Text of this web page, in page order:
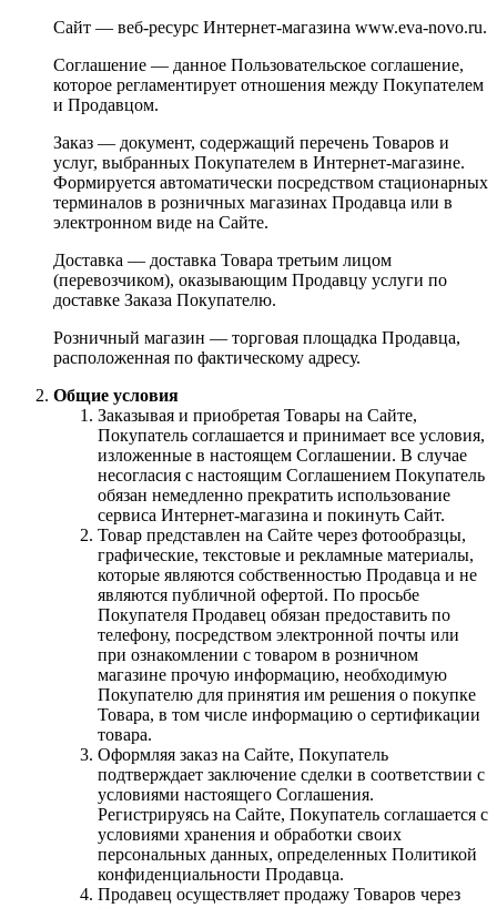
Сайт — веб-ресурс Интернет-магазина www.eva-novo.ru.
Соглашение — данное Пользовательское соглашение,
которое регламентирует отношения между Покупателем
и Продавцом.
Заказ — документ, содержащий перечень Товаров и
услуг, выбранных Покупателем в Интернет-магазине.
Формируется автоматически посредством стационарных
терминалов в розничных магазинах Продавца или в
электронном виде на Сайте.
Доставка — доставка Товара третьим лицом
(перевозчиком), оказывающим Продавцу услуги по
доставке Заказа Покупателю.
Розничный магазин — торговая площадка Продавца,
расположенная по фактическому адресу.
Общие условия
Заказывая и приобретая Товары на Сайте,
Покупатель соглашается и принимает все условия,
изложенные в настоящем Соглашении. В случае
несогласия с настоящим Соглашением Покупатель
обязан немедленно прекратить использование
сервиса Интернет-магазина и покинуть Сайт.
Товар представлен на Сайте через фотообразцы,
графические, текстовые и рекламные материалы,
которые являются собственностью Продавца и не
являются публичной офертой. По просьбе
Покупателя Продавец обязан предоставить по
телефону, посредством электронной почты или
при ознакомлении с товаром в розничном
магазине прочую информацию, необходимую
Покупателю для принятия им решения о покупке
Товара, в том числе информацию о сертификации
товара.
Оформляя заказ на Сайте, Покупатель
подтверждает заключение сделки в соответствии с
условиями настоящего Соглашения.
Регистрируясь на Сайте, Покупатель соглашается с
условиями хранения и обработки своих
персональных данных, определенных Политикой
конфиденциальности Продавца.
Продавец осуществляет продажу Товаров через